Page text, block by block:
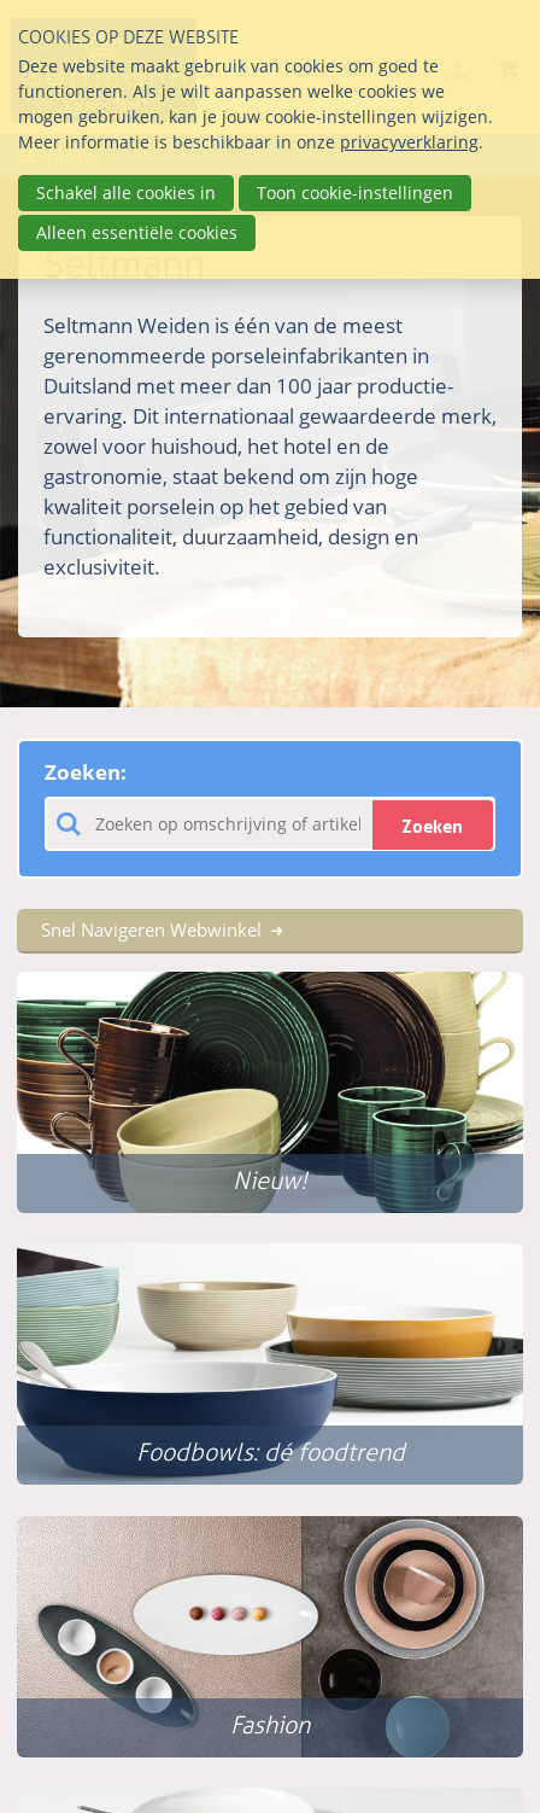
links
over
Direct
naar
inhoud
Direct
naar
het
info@seltmann-
Stel uw vraag
085 76 07 000
Search
Menu
Seltmann
Seltmann Weiden is één van de meest
gerenommeerde porseleinfabrikanten in
Duitsland met meer dan 100 jaar productie-
ervaring. Dit internationaal gewaardeerde merk,
zowel voor huishoud, het hotel en de
gastronomie, staat bekend om zijn hoge
kwaliteit porselein op het gebied van
functionaliteit, duurzaamheid, design en
exclusiviteit.
Zoeken:
Zoeken
Snel Navigeren Webwinkel
Nieuw!
Foodbowls: dé foodtrend
Fashion
COOKIES OP DEZE WEBSITE
Deze website maakt gebruik van cookies om goed te
functioneren. Als je wilt aanpassen welke cookies we
mogen gebruiken, kan je jouw cookie-instellingen wijzigen.
Meer informatie is beschikbaar in onze privacyverklaring.
Schakel alle cookies in
Toon cookie-instellingen
Alleen essentiële cookies